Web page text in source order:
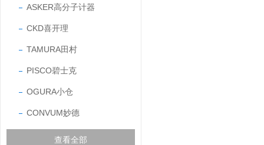
ASKER高分子计器
CKD喜开理
TAMURA田村
PISCO碧士克
OGURA小仓
CONVUM妙德
查看全部